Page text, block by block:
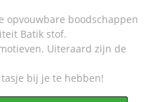
opvouwbare boodschappen
Batik stof.
Uiteraard zijn de
bij je te hebben!